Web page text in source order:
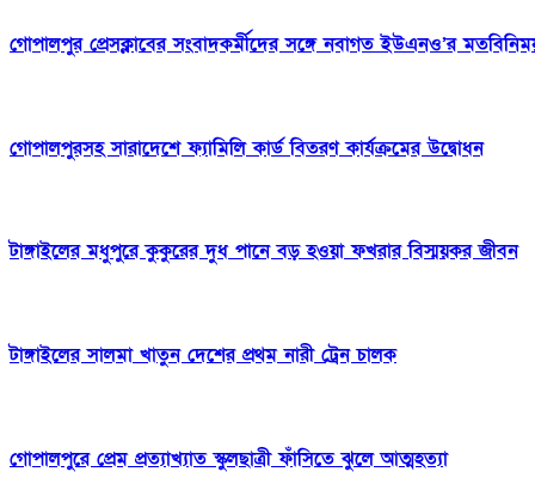
গোপালপুর প্রেসক্লাবের সংবাদকর্মীদের সঙ্গে নবাগত ইউএনও’র
গোপালপুরসহ সারাদেশে ফ্যামিলি কার্ড বিতরণ কার্যক্রমের উদ্বোধন
টাঙ্গাইলের মধুপুরে কুকুরের দুধ পানে বড় হওয়া ফখরার বিস্ময়কর জীবন
টাঙ্গাইলের সালমা খাতুন দেশের প্রথম নারী ট্রেন চালক
গোপালপুরে প্রেম প্রত্যাখ্যাত স্কুলছাত্রী ফাঁসিতে ঝুলে আত্মহত্যা